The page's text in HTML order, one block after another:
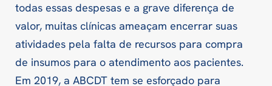
todas essas despesas e a grave diferença de
valor, muitas clínicas ameaçam encerrar suas
atividades pela falta de recursos para compra
de insumos para o atendimento aos pacientes.
Em 2019, a ABCDT tem se esforçado para